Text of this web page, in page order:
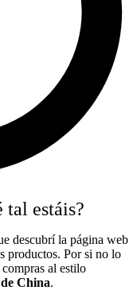
tal estáis?
descubrí la página web
productos. Por si no lo
al estilo
China.